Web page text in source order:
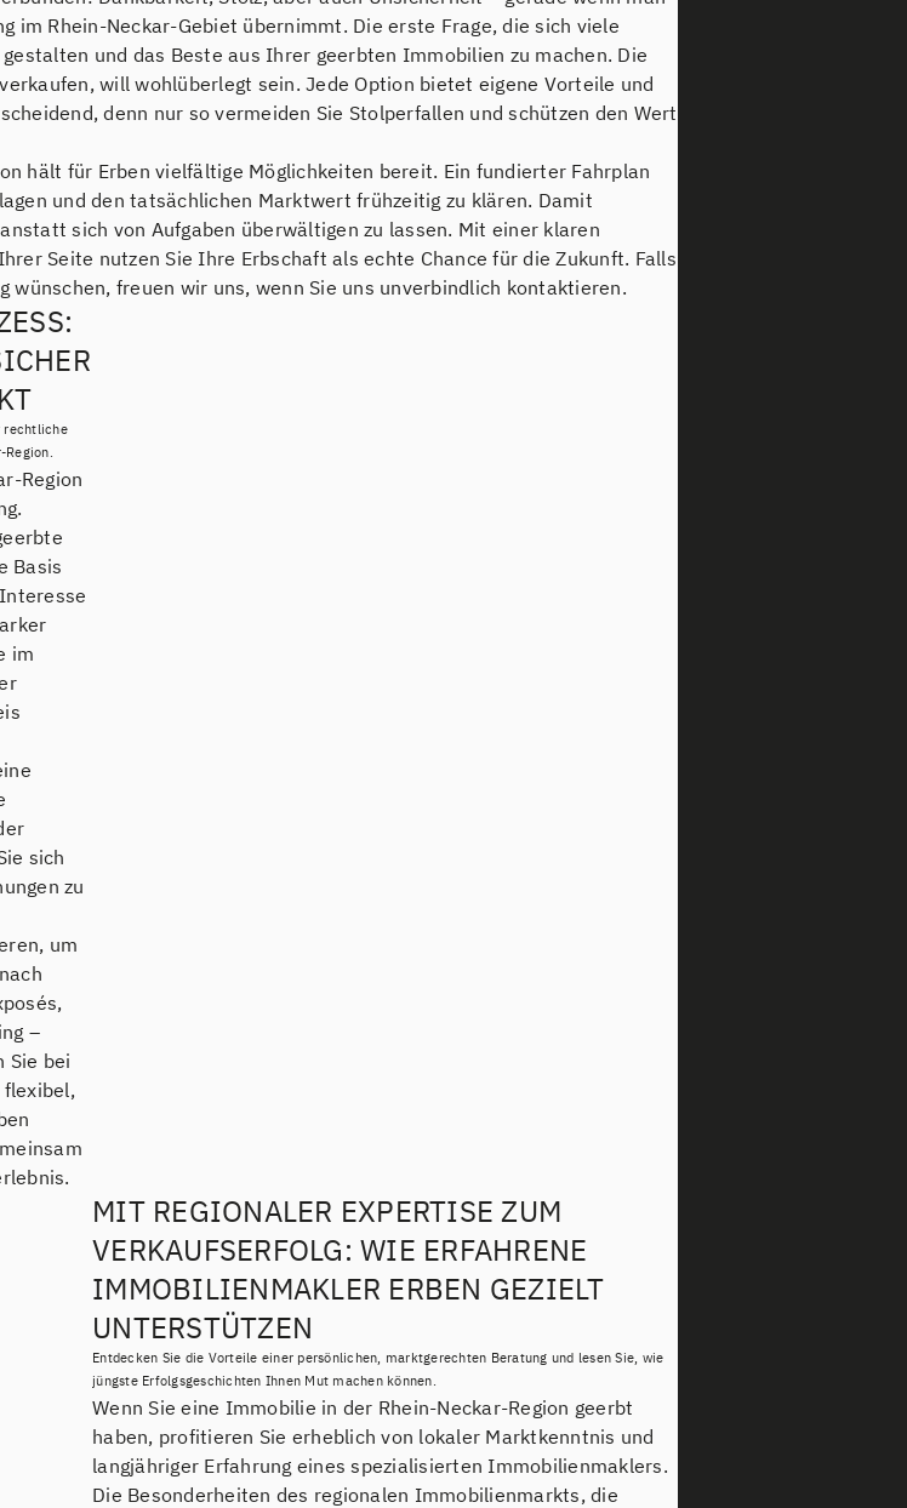
im Rhein-Neckar-Gebiet übernimmt. Die erste Frage, die sich viele
und das Beste aus Ihrer geerbten Immobilien zu machen. Die
will wohlüberlegt sein. Jede Option bietet eigene Vorteile und
denn nur so vermeiden Sie Stolperfallen und schützen den Wert
hält für Erben vielfältige Möglichkeiten bereit. Ein fundierter Fahrplan
und den tatsächlichen Marktwert frühzeitig zu klären. Damit
sich von Aufgaben überwältigen zu lassen. Mit einer klaren
Seite nutzen Sie Ihre Erbschaft als echte Chance für die Zukunft. Falls
wünschen, freuen wir uns, wenn Sie uns unverbindlich kontaktieren.
rechtliche
Region
Basis
im
sich
zu
um
–
Sie bei
MIT REGIONALER EXPERTISE ZUM
VERKAUFSERFOLG: WIE ERFAHRENE
IMMOBILIENMAKLER ERBEN GEZIELT
UNTERSTÜTZEN
Entdecken Sie die Vorteile einer persönlichen, marktgerechten Beratung und lesen Sie, wie
jüngste Erfolgsgeschichten Ihnen Mut machen können.
Wenn Sie eine Immobilie in der Rhein-Neckar-Region geerbt
haben, profitieren Sie erheblich von lokaler Marktkenntnis und
langjähriger Erfahrung eines spezialisierten Immobilienmaklers.
Die Besonderheiten des regionalen Immobilienmarkts, die